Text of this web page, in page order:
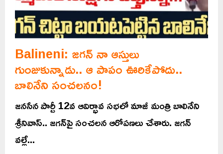
Balineni: జగన్ నా ఆస్తులు
గుంజుకున్నాడు.. ఆ పాపం ఊరికేపోదు..
బాలినేని సంచలనం!
జనసేన పార్టీ 12వ ఆవిర్భావ సభలో మాజీ మంత్రి బాలినేని
శ్రీనివాస్.. జగన్‌పై సంచలన ఆరోపణలు చేశారు. జగన్‌
వల్లే...